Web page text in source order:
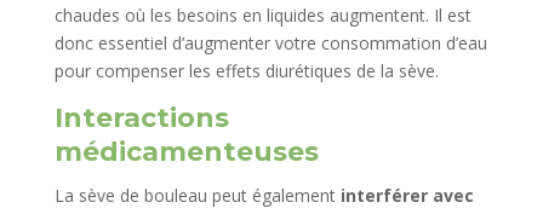
chaudes où les besoins en liquides augmentent. Il est
donc essentiel d’augmenter votre consommation d’eau
pour compenser les effets diurétiques de la sève.
Interactions
médicamenteuses
La sève de bouleau peut également interférer avec